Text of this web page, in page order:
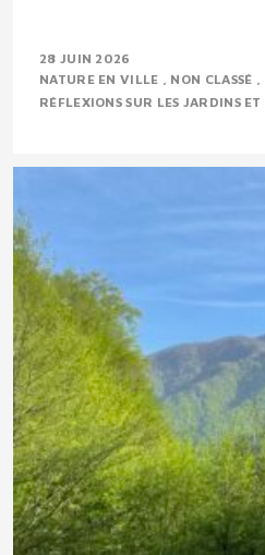
28 JUIN 2026
NATURE EN VILLE
NON CLASSÉ
RÉFLEXIONS SUR LES JARDINS ET